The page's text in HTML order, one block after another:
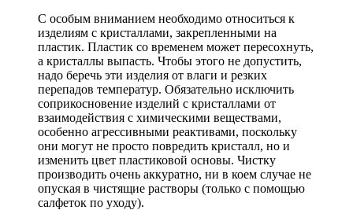
С особым вниманием необходимо относиться к
изделиям с кристаллами, закрепленными на
пластик. Пластик со временем может пересохнуть,
а кристаллы выпасть. Чтобы этого не допустить,
надо беречь эти изделия от влаги и резких
перепадов температур. Обязательно исключить
соприкосновение изделий с кристаллами от
взаимодействия с химическими веществами,
особенно агрессивными реактивами, поскольку
они могут не просто повредить кристалл, но и
изменить цвет пластиковой основы. Чистку
производить очень аккуратно, ни в коем случае не
опуская в чистящие растворы (только с помощью
салфеток по уходу).